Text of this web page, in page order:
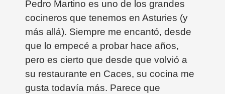
Pedro Martino es uno de los grandes
cocineros que tenemos en Asturies (y
más allá). Siempre me encantó, desde
que lo empecé a probar hace años,
pero es cierto que desde que volvió a
su restaurante en Caces, su cocina me
gusta todavía más. Parece que